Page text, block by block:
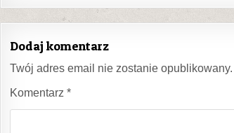
Dodaj komentarz
Twój adres email nie zostanie opublikowany.
Komentarz *